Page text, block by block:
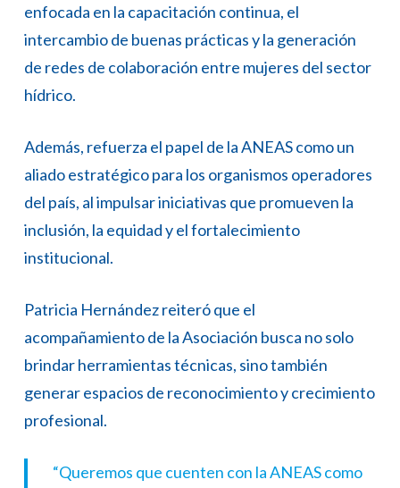
enfocada en la capacitación continua, el
intercambio de buenas prácticas y la generación
de redes de colaboración entre mujeres del sector
hídrico.
Además, refuerza el papel de la ANEAS como un
aliado estratégico para los organismos operadores
del país, al impulsar iniciativas que promueven la
inclusión, la equidad y el fortalecimiento
institucional.
Patricia Hernández reiteró que el
acompañamiento de la Asociación busca no solo
brindar herramientas técnicas, sino también
generar espacios de reconocimiento y crecimiento
profesional.
“Queremos que cuenten con la ANEAS como